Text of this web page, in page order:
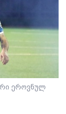
ეროვნულ